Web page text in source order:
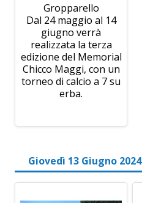
Gropparello
Dal 24 maggio al 14
giugno verrà
realizzata la terza
edizione del Memorial
Chicco Maggi, con un
torneo di calcio a 7 su
erba.
Giovedì 13 Giugno 2024